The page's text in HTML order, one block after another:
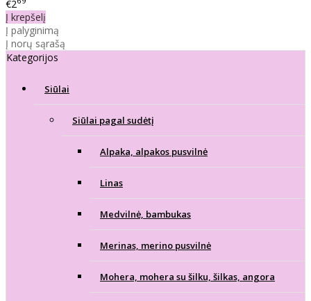
€2
Į krepšelį
Į palyginimą
Į norų sąrašą
Kategorijos
Siūlai
Siūlai pagal sudėtį
Alpaka, alpakos pusvilnė
Linas
Medvilnė, bambukas
Merinas, merino pusvilnė
Mohera, mohera su šilku, šilkas, angora